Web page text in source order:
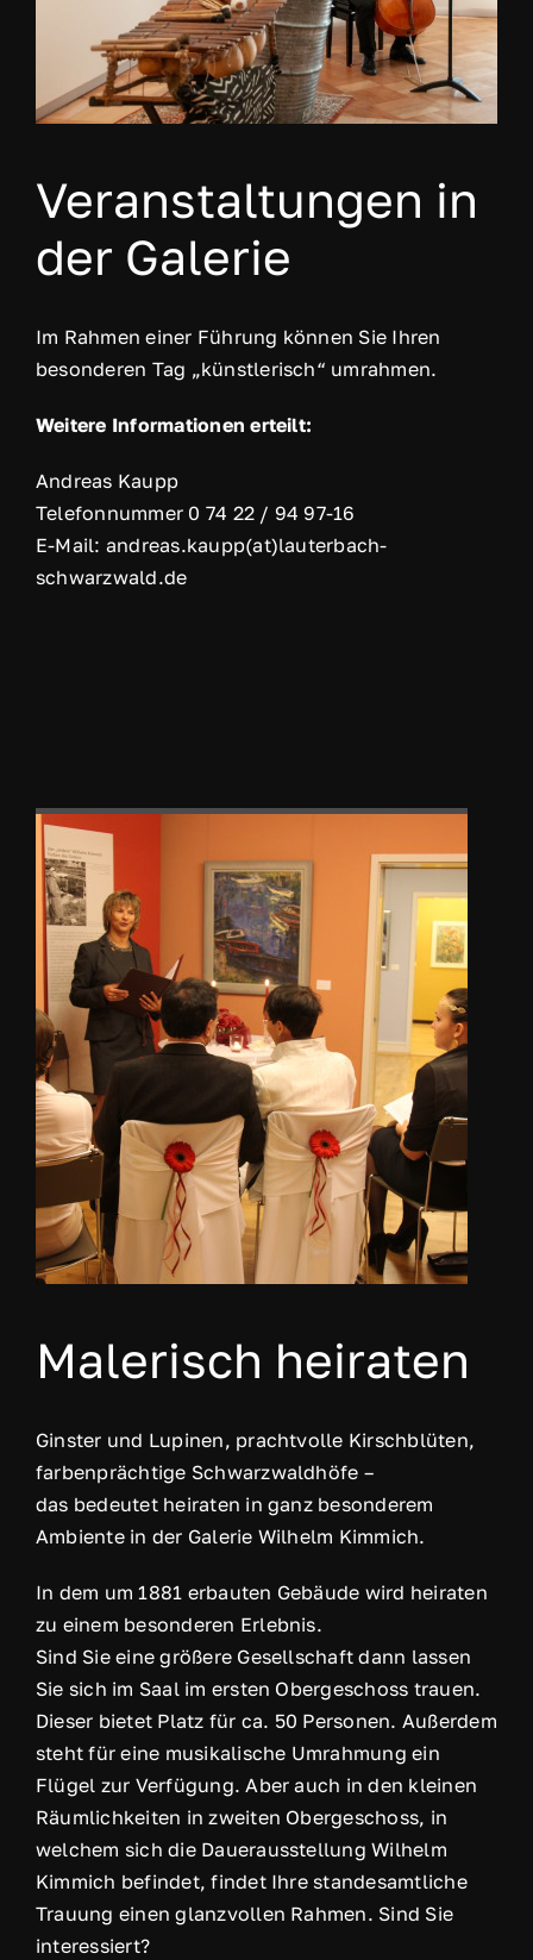
Veranstaltungen in
der Galerie
Im Rahmen einer Führung können Sie Ihren
besonderen Tag „künstlerisch“ umrahmen.
Weitere Informationen erteilt:
Andreas Kaupp
Telefonnummer 0 74 22 / 94 97-16
E-Mail: andreas.kaupp(at)lauterbach-
schwarzwald.de
Malerisch heiraten
Ginster und Lupinen, prachtvolle Kirschblüten,
farbenprächtige Schwarzwaldhöfe –
das bedeutet heiraten in ganz besonderem
Ambiente in der Galerie Wilhelm Kimmich.
In dem um 1881 erbauten Gebäude wird heiraten
zu einem besonderen Erlebnis.
Sind Sie eine größere Gesellschaft dann lassen
Sie sich im Saal im ersten Obergeschoss trauen.
Dieser bietet Platz für ca. 50 Personen. Außerdem
steht für eine musikalische Umrahmung ein
Flügel zur Verfügung. Aber auch in den kleinen
Räumlichkeiten in zweiten Obergeschoss, in
welchem sich die Dauerausstellung Wilhelm
Kimmich befindet, findet Ihre standesamtliche
Trauung einen glanzvollen Rahmen. Sind Sie
interessiert?